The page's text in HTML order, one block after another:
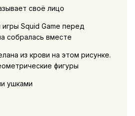
своё лицо
Squid Game перед
собралась вместе
из крови на этом рисунке.
фигуры
ушками